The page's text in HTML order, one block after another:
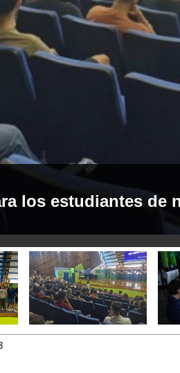
los estudiantes de